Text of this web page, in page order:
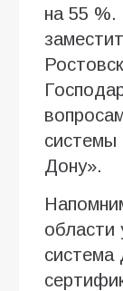
на 55
системы
Дону».
области
система